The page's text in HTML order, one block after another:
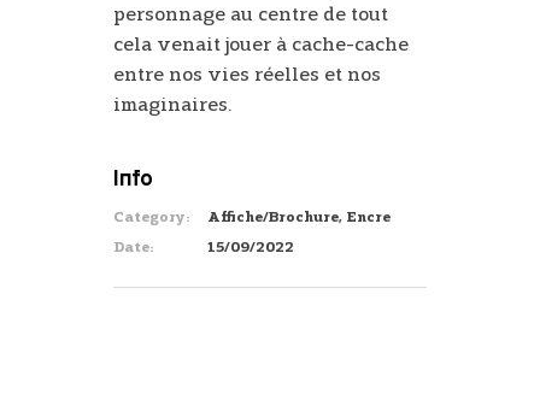
personnage au centre de tout
cela venait jouer à cache-cache
entre nos vies réelles et nos
imaginaires.
Info
Category:
Affiche/Brochure, Encre
Date:
15/09/2022